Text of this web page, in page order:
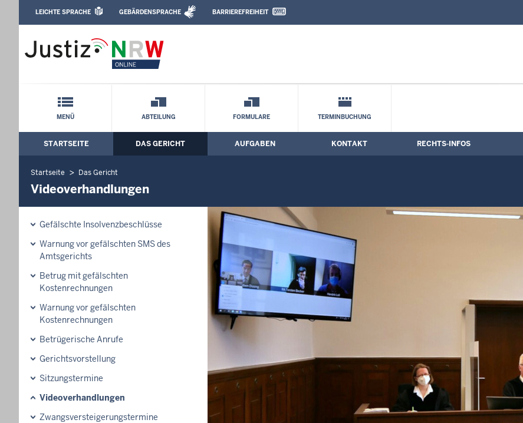
Amtsgericht Bielefeld: Videoverhandlungen
Leichte Sprache, Gebärdensprachenvideo und Kontaktformular
LEICHTE SPRACHE GEBÄRDENSPRACHE BARRIEREFREIHEIT
Schnellnavigation mit Volltext-Suche
MENÜ ABTEILUNG FORMULARE TERMINBUCHUNG
Hauptmenü: Hauptnavigation
STARTSEITE DAS GERICHT AUFGABEN KONTAKT RECHTS-INFOS
Startseite Das Gericht
Videoverhandlungen
Gefälschte Insolvenzbeschlüsse
Warnung vor gefälschten SMS des
Amtsgerichts
Betrug mit gefälschten
Kostenrechnungen
Warnung vor gefälschten
Kostenrechnungen
Betrügerische Anrufe
Gerichtsvorstellung
Sitzungstermine
Videoverhandlungen
Zwangsversteigerungs­termine